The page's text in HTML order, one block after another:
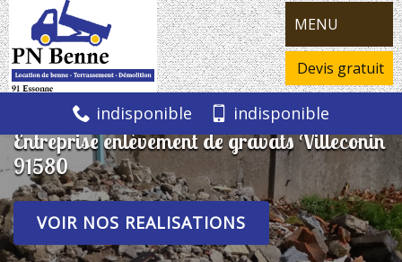
MENU
Devis gratuit
indisponible indisponible
Entreprise enlèvement de gravats Villeconin
91580
VOIR NOS REALISATIONS